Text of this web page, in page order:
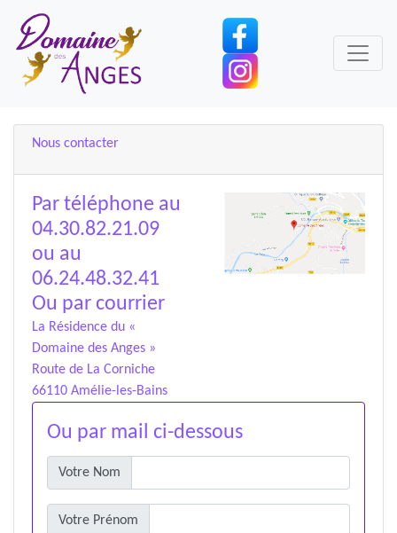
Nous contacter
Par téléphone au
04.30.82.21.09
ou au
06.24.48.32.41
Ou par courrier
La Résidence du «
Domaine des Anges »
Route de La Corniche
66110 Amélie-les-Bains
Ou par mail ci-dessous
Votre Nom
Votre Prénom